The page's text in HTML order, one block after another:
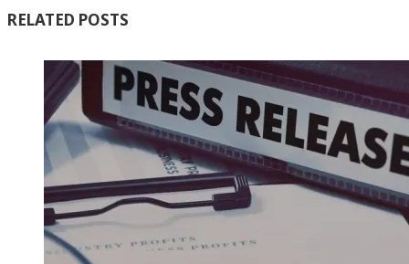
RELATED POSTS